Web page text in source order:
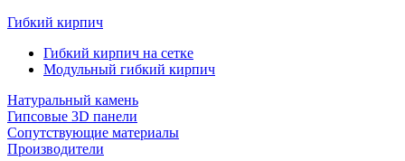
Гибкий кирпич
Гибкий кирпич на сетке
Модульный гибкий кирпич
Натуральный камень
Гипсовые 3D панели
Сопутствующие материалы
Производители